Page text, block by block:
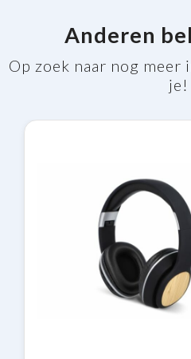
Anderen
Op zoek naar nog
je!